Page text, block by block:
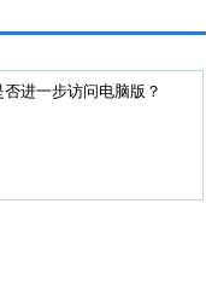
进一步访问电脑版？